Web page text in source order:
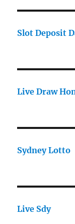
Slot Deposit
Live Draw
Sydney Lotto
Live Sdy